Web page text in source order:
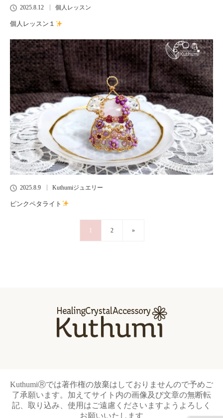
2025.8.12 個人レッスン
個人レッスン１
2025.8.9 Kuthumiジュエリー
ピンクペタライト
1 2 »
KuthumiⓇでは著作権の放棄はしておりませんので予めご
了承願います。加えてサイト内の画像及び文章の無断転
記、取り込み、使用はご遠慮くださいますようよろしく
お願いいたします